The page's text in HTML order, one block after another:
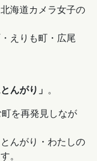
海道カメラ女子の
えりも町・広尾
んがり」 。
を再発見しなが
んがり・わたしの
。